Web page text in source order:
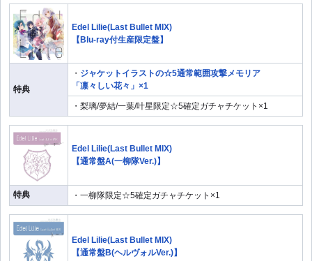
Edel Lilie(Last Bullet MIX)
【Blu-ray付生産限定盤】
特典
・ ジャケットイラストの☆5通常範囲攻撃メモリア
「凛々しい花々」×1
・梨璃/夢結/一葉/叶星限定☆5確定ガチャチケット×1
Edel Lilie(Last Bullet MIX)
【通常盤A(一柳隊Ver.)】
特典 ・一柳隊限定☆5確定ガチャチケット×1
Edel Lilie(Last Bullet MIX)
【通常盤B(ヘルヴォルVer.)】